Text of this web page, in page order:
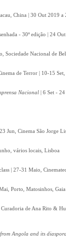
China | 30 Out 2019
- 30ª edição | 24
Sociedade Nacional de
de Terror | 10-15
Nacional | 6 Set -
Jun, Cinema São Jorge
vários locais, Lisboa
| 27-31 Maio,
Porto, Matosinhos, Gaia
, Curadoria de Ana Rito &
Angola and its